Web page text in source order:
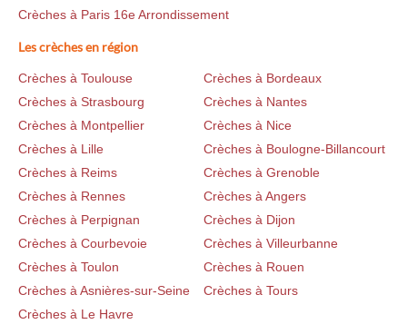
Crèches à Paris 16e Arrondissement
Les crèches en région
Crèches à Toulouse
Crèches à Bordeaux
Crèches à Strasbourg
Crèches à Nantes
Crèches à Montpellier
Crèches à Nice
Crèches à Lille
Crèches à Boulogne-Billancourt
Crèches à Reims
Crèches à Grenoble
Crèches à Rennes
Crèches à Angers
Crèches à Perpignan
Crèches à Dijon
Crèches à Courbevoie
Crèches à Villeurbanne
Crèches à Toulon
Crèches à Rouen
Crèches à Asnières-sur-Seine
Crèches à Tours
Crèches à Le Havre